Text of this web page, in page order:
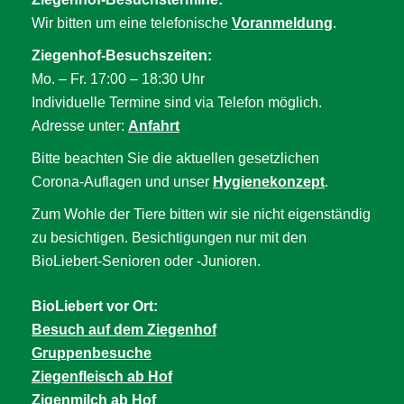
Wir bitten um eine telefonische Voranmeldung.
Ziegenhof-Besuchszeiten:
Mo. – Fr. 17:00 – 18:30 Uhr
Individuelle Termine sind via Telefon möglich.
Adresse unter: Anfahrt
Bitte beachten Sie die aktuellen gesetzlichen
Corona-Auflagen und unser Hygienekonzept.
Zum Wohle der Tiere bitten wir sie nicht eigenständig
zu besichtigen. Besichtigungen nur mit den
BioLiebert-Senioren oder -Junioren.
BioLiebert vor Ort:
Besuch auf dem Ziegenhof
Gruppenbesuche
Ziegenfleisch ab Hof
Zigenmilch ab Hof